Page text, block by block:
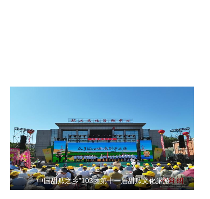
新疆阿拉尔市的天山牧场迎来最美季节
“中国甜瓜之乡”103团第十一届甜瓜文化旅游